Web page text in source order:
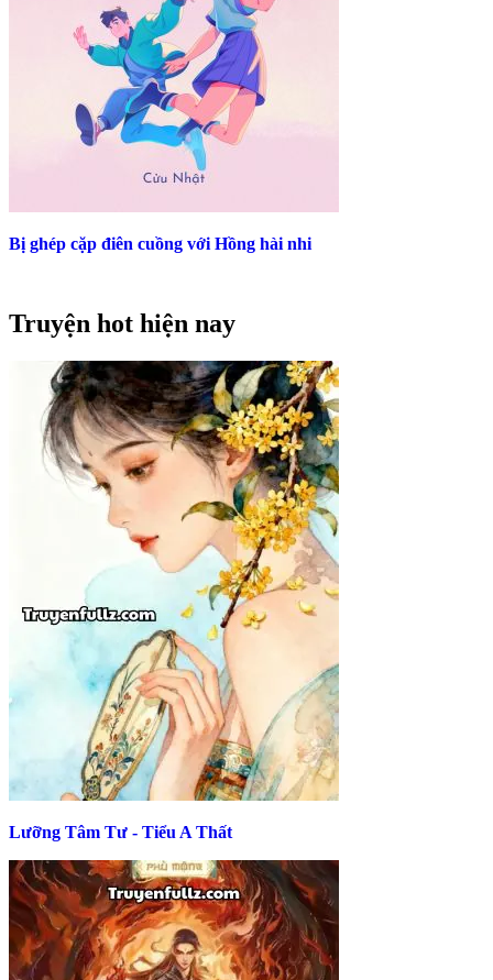
Bị ghép cặp điên cuồng với Hồng hài nhi
Truyện hot hiện nay
Lưỡng Tâm Tư - Tiểu A Thất